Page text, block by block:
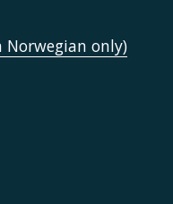
only)